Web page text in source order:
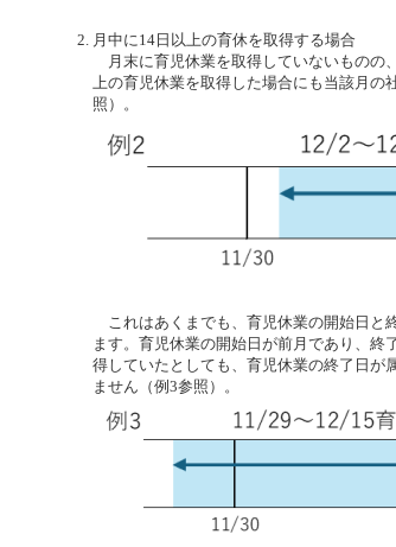
月中に14日以上の育休を取得する場合
月末に育児休業を取得していないものの
上の育児休業を取得した場合にも当該月の
照）。
これはあくまでも、育児休業の開始日と
ます。育児休業の開始日が前月であり、終
得していたとしても、育児休業の終了日が
ません（例3参照）。